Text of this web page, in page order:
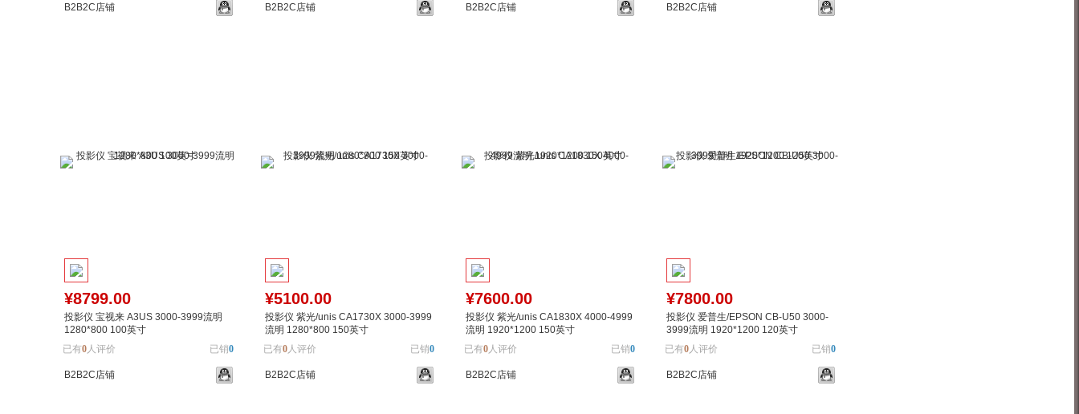
B2B2C店铺 B2B2C店铺 B2B2C店铺 B2B2C店铺
¥8799.00
投影仪 宝视来 A3US 3000-3999流明
1280*800 100英寸
已有0人评价 已销0
B2B2C店铺
¥5100.00
投影仪 紫光/unis CA1730X 3000-3999
流明 1280*800 150英寸
已有0人评价 已销0
B2B2C店铺
¥7600.00
投影仪 紫光/unis CA1830X 4000-4999
流明 1920*1200 150英寸
已有0人评价 已销0
B2B2C店铺
¥7800.00
投影仪 爱普生/EPSON CB-U50 3000-
3999流明 1920*1200 120英寸
已有0人评价 已销0
B2B2C店铺